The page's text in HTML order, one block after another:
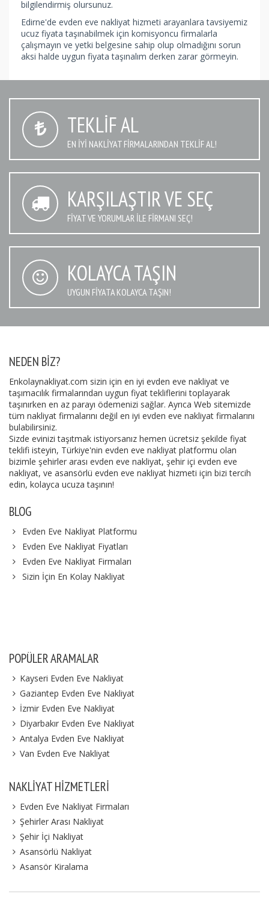
bilgilendirmiş olursunuz.
Edirne'de evden eve nakliyat hizmeti arayanlara tavsiyemiz
ucuz fiyata taşınabilmek için komisyoncu firmalarla
çalışmayın ve yetki belgesine sahip olup olmadığını sorun
aksi halde uygun fiyata taşınalım derken zarar görmeyin.
TEKLIF AL
EN IYI NAKLIYAT FIRMALARINDAN TEKLIF AL!
KARŞILAŞTIR VE SEÇ
FIYAT VE YORUMLAR İLE FIRMANI SEÇ!
KOLAYCA TAŞIN
UYGUN FIYATA KOLAYCA TAŞIN!
NEDEN BIZ?
Enkolaynakliyat.com sizin için en iyi evden eve nakliyat ve
taşımacılık firmalarından uygun fiyat tekliflerini toplayarak
taşınırken en az parayı ödemenizi sağlar. Ayrıca Web sitemizde
tüm nakliyat firmalarını değil en iyi evden eve nakliyat firmalarını
bulabilirsiniz.
Sizde evinizi taşıtmak istiyorsanız hemen ücretsiz şekilde fiyat
teklifi isteyin, Türkiye'nin evden eve nakliyat platformu olan
bizimle şehirler arası evden eve nakliyat, şehir içi evden eve
nakliyat, ve asansörlü evden eve nakliyat hizmeti için bizi tercih
edin, kolayca ucuza taşının!
BLOG
Evden Eve Nakliyat Platformu
Evden Eve Nakliyat Fiyatları
Evden Eve Nakliyat Firmaları
Sizin İçin En Kolay Nakliyat
POPÜLER ARAMALAR
Kayseri Evden Eve Nakliyat
Gaziantep Evden Eve Nakliyat
İzmir Evden Eve Nakliyat
Diyarbakır Evden Eve Nakliyat
Antalya Evden Eve Nakliyat
Van Evden Eve Nakliyat
NAKLIYAT HIZMETLERI
Evden Eve Nakliyat Firmaları
Şehirler Arası Nakliyat
Şehir İçi Nakliyat
Asansörlü Nakliyat
Asansör Kiralama